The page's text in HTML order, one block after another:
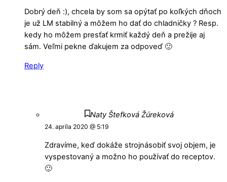
Dobrý deň :), chcela by som sa opýtať po koľkých dňoch
je už LM stabilný a môžem ho dať do chladničky ? Resp.
kedy ho môžem presťať krmiť každý deň a prežije aj
sám. Veľmi pekne ďakujem za odpoveď 🙂
Reply
Naty Štefková Žúreková
24. apríla 2020 @ 5:19
Zdravíme, keď dokáže strojnásobiť svoj objem, je
vyspestovaný a možno ho používať do receptov.
🙂